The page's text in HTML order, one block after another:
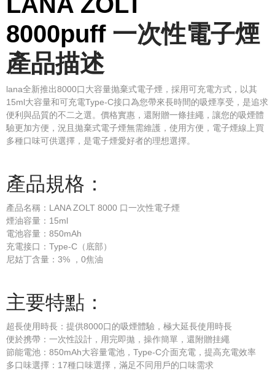
8000puff一次性電子煙
產品描述
lana全新推出8000口大容量抛棄式電子煙，採用可充電方式，以其
15ml大容量和可充電Type-C接口為您帶來長時間的吸煙享受，是追求
便利與品質的不二之選。價格實惠，還附贈一條挂繩，讓您的吸煙體
驗更加方便，況且拋棄式電子煙無需維護，使用方便，電子煙線上買
多種口味可供選擇，是電子煙愛好者的理想選擇。
產品規格：
產品名稱：LANA ZOLT 8000 口一次性電子煙
煙油容量：15ml
電池容量：850mAh
充電接口：Type-C（底部）
尼姑丁含量：3% ，0焦油
主要特點：
超長使用時長：提供8000口的吸煙體驗，極大延長使用時長
便於携帶：一次性設計，用完即拋，操作簡單，還附贈挂繩
節能電池：850mAh大容量電池，Type-C介面充電，提高充電效率
多口味選擇：17種口味選擇，滿足不同用戶的口味需求